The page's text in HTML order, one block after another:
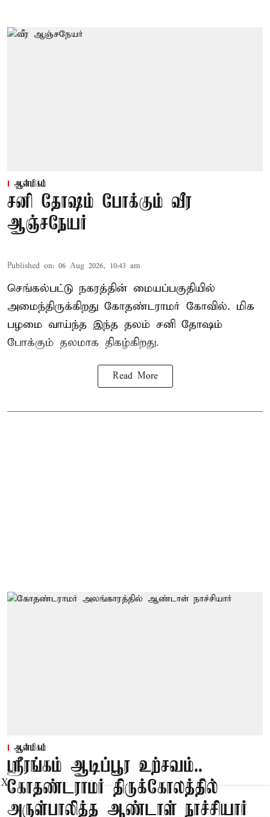
ஆன்மிகம்
சனி தோஷம் போக்கும் வீர
ஆஞ்சநேயர்
Published on: 06 Aug 2026, 10:43 am
செங்கல்பட்டு நகரத்தின் மையப்பகுதியில்
அமைந்திருக்கிறது கோதண்டராமர் கோவில். மிக
பழமை வாய்ந்த இந்த தலம் சனி தோஷம்
போக்கும் தலமாக திகழ்கிறது.
Read More
ஆன்மிகம்
ஸ்ரீரங்கம் ஆடிப்பூர உற்சவம்..
கோதண்டராமர் திருக்கோலத்தில்
அருள்பாலித்த ஆண்டாள் நாச்சியார்
X